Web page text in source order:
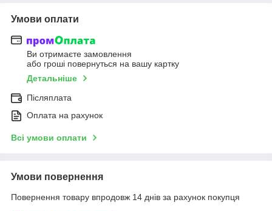
Умови оплати
Ви отримаєте замовлення
або гроші повернуться на вашу картку
Детальніше
Післяплата
Оплата на рахунок
Всі умови оплати
Умови повернення
Повернення товару впродовж 14 днів за рахунок покупця